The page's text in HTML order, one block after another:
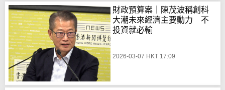
財政預算案｜陳茂波稱創科
大潮未來經濟主要動力 不
投資就必輸
2026-03-07 HKT 17:09